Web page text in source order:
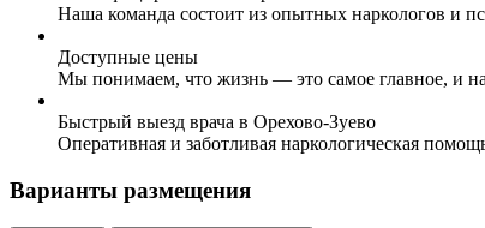
Наша команда состоит из опытных наркологов и
Доступные цены
Мы понимаем, что жизнь — это самое главное, и
Быстрый выезд врача в Орехово-Зуево
Оперативная и заботливая наркологическая
Варианты размещения